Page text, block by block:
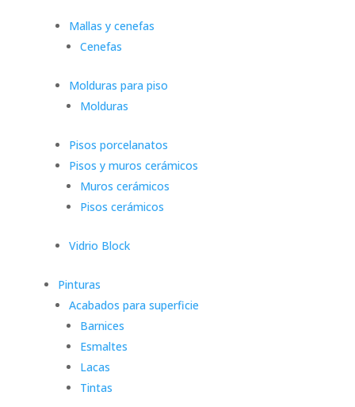
Mallas y cenefas
Cenefas
Molduras para piso
Molduras
Pisos porcelanatos
Pisos y muros cerámicos
Muros cerámicos
Pisos cerámicos
Vidrio Block
Pinturas
Acabados para superficie
Barnices
Esmaltes
Lacas
Tintas